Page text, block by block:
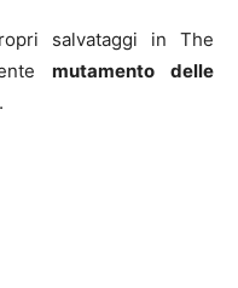
salvataggi in The
mutamento delle
.